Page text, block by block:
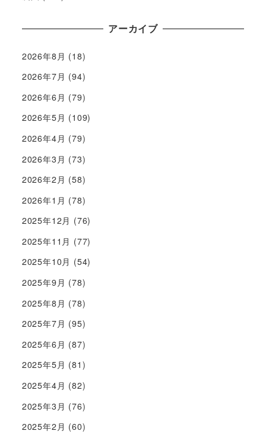
アーカイブ
2026年8月 (18)
2026年7月 (94)
2026年6月 (79)
2026年5月 (109)
2026年4月 (79)
2026年3月 (73)
2026年2月 (58)
2026年1月 (78)
2025年12月 (76)
2025年11月 (77)
2025年10月 (54)
2025年9月 (78)
2025年8月 (78)
2025年7月 (95)
2025年6月 (87)
2025年5月 (81)
2025年4月 (82)
2025年3月 (76)
2025年2月 (60)